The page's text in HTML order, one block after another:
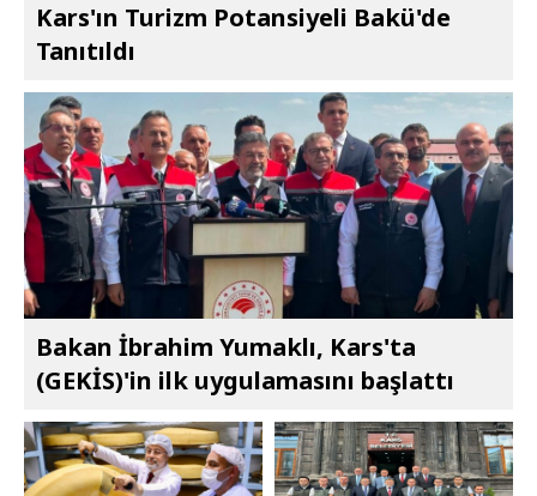
Kars'ın Turizm Potansiyeli Bakü'de
Tanıtıldı
Bakan İbrahim Yumaklı, Kars'ta
(GEKİS)'in ilk uygulamasını başlattı